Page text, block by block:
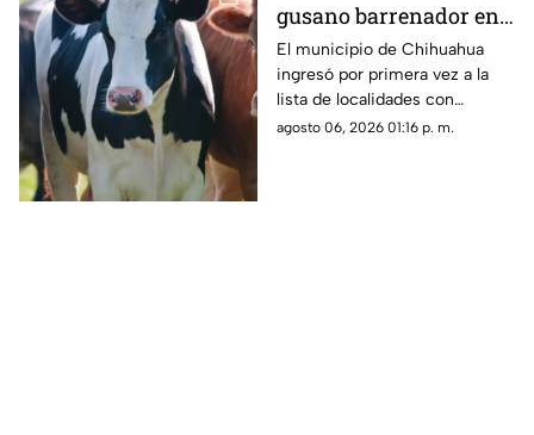
gusano barrenador en
Chihuahua capital;
contagios suben a 89 en
la entidad
El municipio de Chihuahua
ingresó por primera vez a la
lista de localidades con
presencia de gusano
agosto 06, 2026 01:16 p. m.